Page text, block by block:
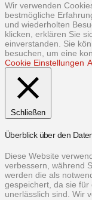
Wir verwenden
bestmögliche
und wiederholten
klicken, erklären Sie
einverstanden. Sie
besuchen, um eine
Cookie Einstellungen
Schließen
Überblick über den
Diese Website
verbessern, während
werden die als
gespeichert, da sie
unerlässlich sind. Wir